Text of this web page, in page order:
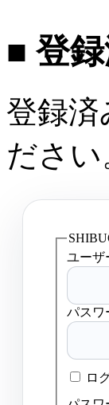
■ 登
登録
ださい
ユーザ
パスワ
ロ